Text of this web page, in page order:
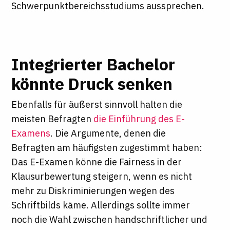
Schwerpunktbereichsstudiums aussprechen.
Integrierter Bachelor
könnte Druck senken
Ebenfalls für äußerst sinnvoll halten die
meisten Befragten die Einführung des E-
Examens. Die Argumente, denen die
Befragten am häufigsten zugestimmt haben:
Das E-Examen könne die Fairness in der
Klausurbewertung steigern, wenn es nicht
mehr zu Diskriminierungen wegen des
Schriftbilds käme. Allerdings sollte immer
noch die Wahl zwischen handschriftlicher und